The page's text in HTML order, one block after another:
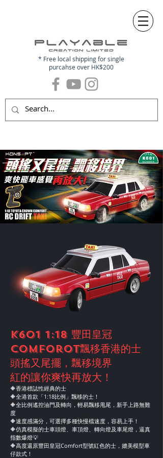
* Free local shipping for single
purcahse over HK$200
K601 1:18 豐田皇冠
Comfor0t飄移香港的士
​頭搖又尾擺，飄移境界
紅的讓你爽快再放大！
🔶香港標誌性經典的士
🔶全港首款「1:18比例」飄移的士！
🔶全比例遙控油門及轉向，輕易飄移甩尾，新手上路無難
度
🔶速度感滿分，可選擇多種快慢檔速度，容易上手！
🔶仿真模擬的士車頭燈、車頂燈、轉向燈及車尾燈，逼真
指數爆燈💡
🔶高度還原豐田皇冠Comfort型號紅色的士，媲美模型車
仔款式！